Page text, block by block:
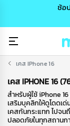
ช้อ
เคส IPhone 16
เคส IPHONE 16
สำหรับผู้ใช้ iPhone
เสริมบุคลิกให้ดูโดดเ
เคสกันกระแทก ไปจน
ปลอดภัยในทุกสถาน